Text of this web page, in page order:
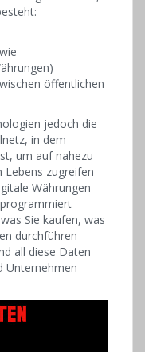
öffentlichen
jedoch die
in dem
um auf nahezu
Lebens zugreifen
Währungen
Sie kaufen, was
durchführen
all diese Daten
Unternehmen